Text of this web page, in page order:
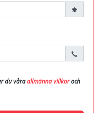
du våraallmänna villkoroch